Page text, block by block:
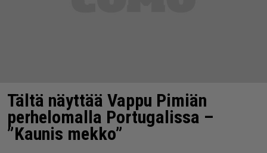
Tältä näyttää Vappu Pimiän
perhelomalla Portugalissa –
”Kaunis mekko”